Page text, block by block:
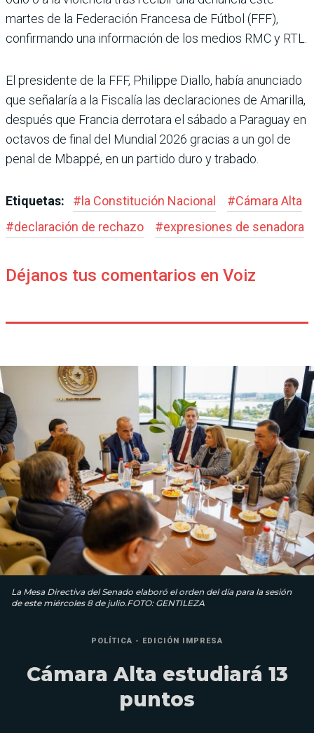
martes de la Federación Francesa de Fútbol (FFF),
confirmando una información de los medios RMC y RTL.
El presidente de la FFF, Philippe Diallo, había anunciado
que señalaría a la Fiscalía las declaraciones de Amarilla,
después que Francia derrotara el sábado a Paraguay en
octavos de final del Mundial 2026 gracias a un gol de
penal de Mbappé, en un par­tido duro y trabado.
Etiquetas: # la Constitución Nacional #Cámara Alta
#declaración de rechazo #expresiones de senadora
Déjanos tus comentarios en Voiz
La Mesa Directiva del Senado elaboró el orden del día para la sesión
de este miércoles 8 de julio.FOTO: GENTILEZA
POLÍTICA - EDICIÓN IMPRESA
Cámara Alta estudiará 13
puntos